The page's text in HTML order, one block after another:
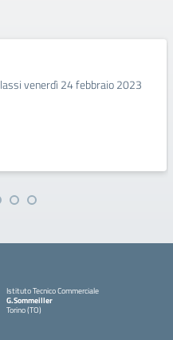
venerdì 24 febbraio 2023
Istituto Tecnico Commerciale
G.Sommeiller
Torino (TO)